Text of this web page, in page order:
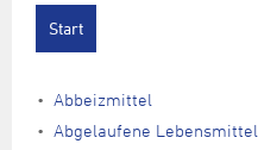
Abbeizmittel
Abgelaufene Lebensmittel